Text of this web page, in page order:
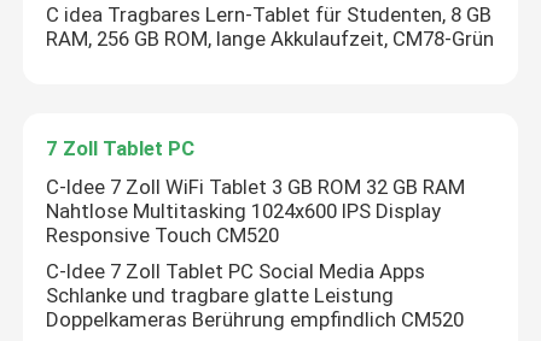
Startseite
Produkte
C idea Tragbares Lern-Tablet für Studenten, 8 GB
RAM, 256 GB ROM, lange Akkulaufzeit, CM78-Grün
7 Zoll Tablet PC
C-Idee 7 Zoll WiFi Tablet 3 GB ROM 32 GB RAM
Nahtlose Multitasking 1024x600 IPS Display
Responsive Touch CM520
C-Idee 7 Zoll Tablet PC Social Media Apps
Schlanke und tragbare glatte Leistung
Doppelkameras Berührung empfindlich CM520